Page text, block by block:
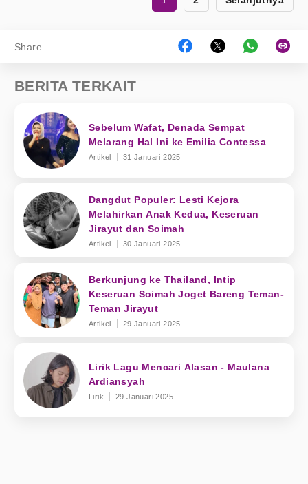
Share
BERITA TERKAIT
Sebelum Wafat, Denada Sempat
Melarang Hal Ini ke Emilia Contessa
Artikel 31 Januari 2025
Dangdut Populer: Lesti Kejora
Melahirkan Anak Kedua, Keseruan
Jirayut dan Soimah
Artikel 30 Januari 2025
Berkunjung ke Thailand, Intip
Keseruan Soimah Joget Bareng Teman-
Teman Jirayut
Artikel 29 Januari 2025
Lirik Lagu Mencari Alasan - Maulana
Ardiansyah
Lirik 29 Januari 2025